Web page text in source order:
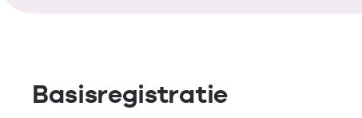
Basisregistratie